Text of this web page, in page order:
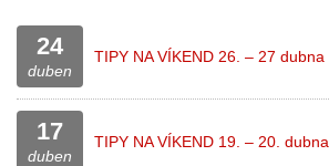
24
duben
TIPY NA VÍKEND 26. – 27 dubna
17
duben
TIPY NA VÍKEND 19. – 20. dubna